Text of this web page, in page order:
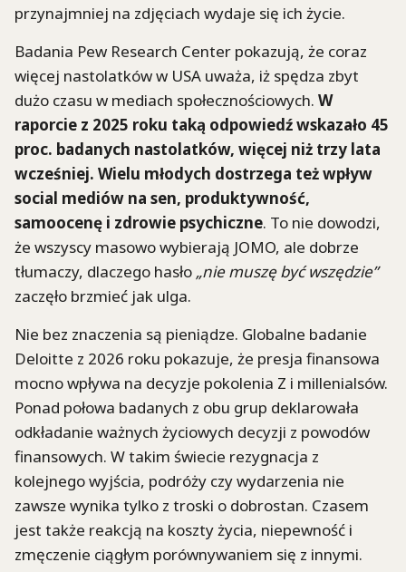
przynajmniej na zdjęciach wydaje się ich życie.
Badania Pew Research Center pokazują, że coraz
więcej nastolatków w USA uważa, iż spędza zbyt
dużo czasu w mediach społecznościowych. W
raporcie z 2025 roku taką odpowiedź wskazało 45
proc. badanych nastolatków, więcej niż trzy lata
wcześniej. Wielu młodych dostrzega też wpływ
social mediów na sen, produktywność,
samoocenę i zdrowie psychiczne. To nie dowodzi,
że wszyscy masowo wybierają JOMO, ale dobrze
tłumaczy, dlaczego hasło „nie muszę być wszędzie”
zaczęło brzmieć jak ulga.
Nie bez znaczenia są pieniądze. Globalne badanie
Deloitte z 2026 roku pokazuje, że presja finansowa
mocno wpływa na decyzje pokolenia Z i millenialsów.
Ponad połowa badanych z obu grup deklarowała
odkładanie ważnych życiowych decyzji z powodów
finansowych. W takim świecie rezygnacja z
kolejnego wyjścia, podróży czy wydarzenia nie
zawsze wynika tylko z troski o dobrostan. Czasem
jest także reakcją na koszty życia, niepewność i
zmęczenie ciągłym porównywaniem się z innymi.